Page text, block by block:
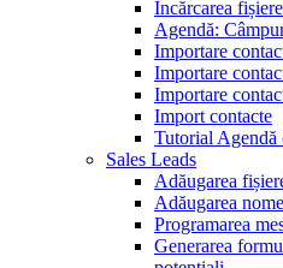
Încărcarea
Agendă:
Importare
Importare
Importare
Import contacte
Tutorial Agendă
Sales Leads
Adăugarea
Adăugarea
Programarea
Generarea